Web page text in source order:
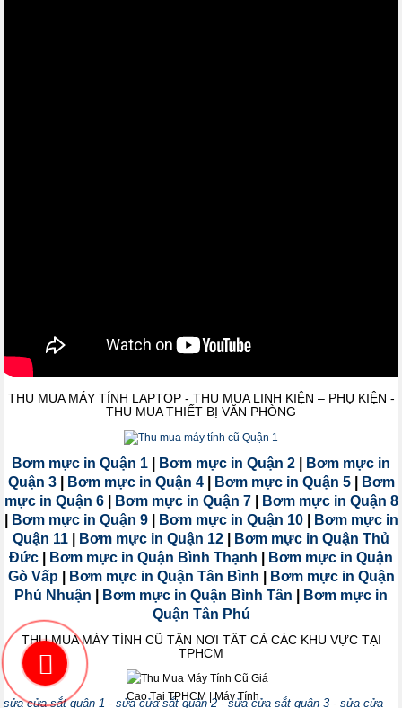
THU MUA MÁY TÍNH LAPTOP - THU MUA LINH KIỆN – PHỤ KIỆN -
THU MUA THIẾT BỊ VĂN PHÒNG
Bơm mực in Quận 1 Bơm mực in Quận 2
Bơm mực in
Quận 3| Bơm mực in Quận 4| Bơm mực in Quận 5|
Bơm
mực in Quận 6| Bơm mực in Quận 7|
Bơm mực in Quận 8
Bơm mực in Quận 9| Bơm mực in Quận 10|
Bơm mực in
Quận 11
Bơm mực in Quận 12
Bơm mực in Quận Thủ
Đức
Bơm mực in Quận Bình Thạnh
Bơm mực in Quận
Gò Vấp| Bơm mực in Quận Tân Bình
Bơm mực in Quận
Phú Nhuận
Bơm mực in Quận Bình Tân
Bơm mực in
Quận Tân Phú
THU MUA MÁY TÍNH CŨ TẬN NƠI TẤT CẢ CÁC KHU VỰC TẠI
TPHCM
sửa cửa sắt quận 1 -sửa cửa sắt quận 2-sửa cửa sắt quận 3 -sửa cửa